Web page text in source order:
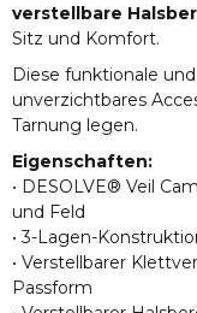
verstellbare
Sitz und Komfort.
Diese funktionale
unverzichtbares
Tarnung legen.
Eigenschaften:
• DESOLVE® Veil
und Feld
• 3-Lagen-
• Verstellbarer
Passform